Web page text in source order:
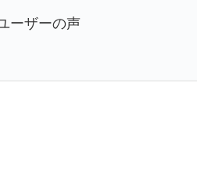
ーザーの声